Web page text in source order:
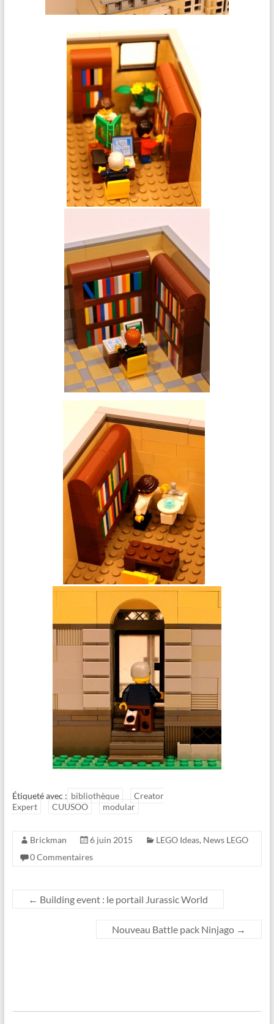
Étiqueté avec : bibliothèque
Creator
Expert
CUUSOO modular
Brickman 6 juin 2015 LEGO Ideas, News LEGO
0 Commentaires
← Building event : le portail Jurassic World
Nouveau Battle pack Ninjago →